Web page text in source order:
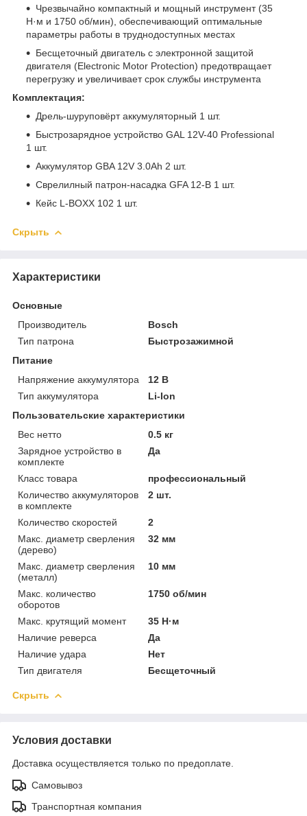
Чрезвычайно компактный и мощный инструмент (35
Н·м и 1750 об/мин), обеспечивающий оптимальные
параметры работы в труднодоступных местах
Бесщеточный двигатель с электронной защитой
двигателя (Electronic Motor Protection) предотвращает
перегрузку и увеличивает срок службы инструмента
Комплектация:
Дрель-шуруповёрт аккумуляторный 1 шт.
Быстрозарядное устройство GAL 12V-40 Professional
1 шт.
Аккумулятор GBA 12V 3.0Ah 2 шт.
Сврелилный патрон-насадка GFA 12-B 1 шт.
Кейс L-BOXX 102 1 шт.
Скрыть
Характеристики
Основные
Производитель
Bosch
Тип патрона
Быстрозажимной
Питание
Напряжение аккумулятора
12 В
Тип аккумулятора
Li-Ion
Пользовательские характеристики
Вес нетто
0.5 кг
Зарядное устройство в
комплекте
Да
Класс товара
профессиональный
Количество аккумуляторов
в комплекте
2 шт.
Количество скоростей
2
Макс. диаметр сверления
(дерево)
32 мм
Макс. диаметр сверления
(металл)
10 мм
Макс. количество
оборотов
1750 об/мин
Макс. крутящий момент
35 Н·м
Наличие реверса
Да
Наличие удара
Нет
Тип двигателя
Бесщеточный
Скрыть
Условия доставки
Доставка осуществляется только по предоплате.
Самовывоз
Транспортная компания